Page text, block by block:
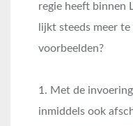
regie heeft binnen
lijkt steeds meer
voorbeelden?
1. Met de
inmiddels ook